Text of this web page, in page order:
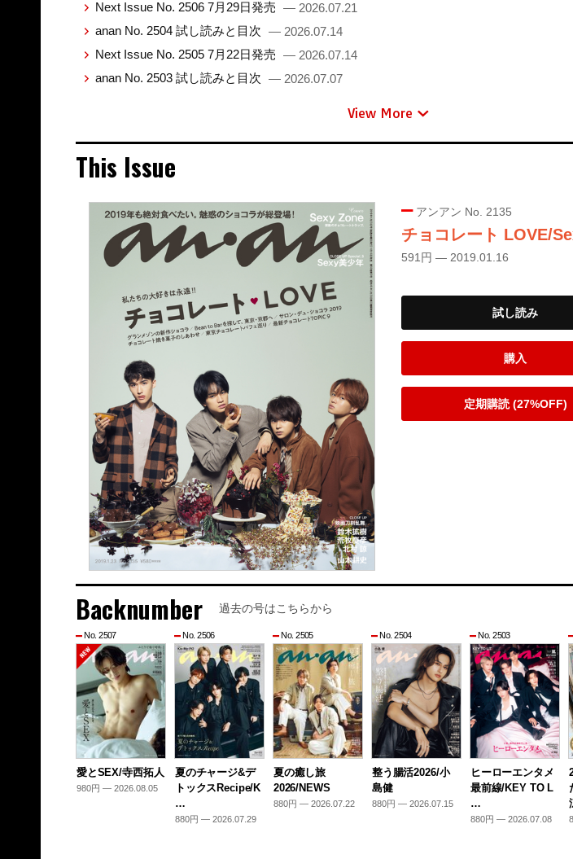
Next Issue No. 2506 7月29日発売 — 2026.07.21
anan No. 2504 試し読みと目次 — 2026.07.14
Next Issue No. 2505 7月22日発売 — 2026.07.14
anan No. 2503 試し読みと目次 — 2026.07.07
View More
This Issue
アンアン No. 2135
チョコレート LOVE/
591円 — 2019.01.16
試し読み
購入
定期購読 (27%OFF)
Backnumber 過去の号はこちらから
No. 2507
愛とSEX/寺西拓人
980円 — 2026.08.05
No. 2506
夏のチャージ&デ
トックスRecipe/K
…
880円 — 2026.07.29
No. 2505
夏の癒し旅
2026/NEWS
880円 — 2026.07.22
No. 2504
整う腸活2026/小
島健
880円 — 2026.07.15
No. 2503
ヒーローエンタメ
最前線/KEY TO L
…
880円 — 2026.07.08